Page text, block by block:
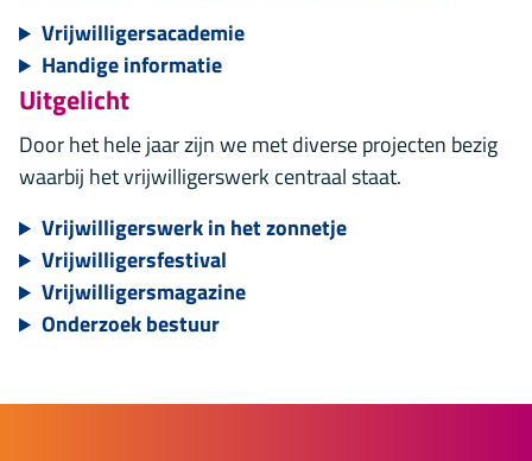
Vrijwilligersacademie
Handige informatie
Uitgelicht
Door het hele jaar zijn we met diverse projecten bezig
waarbij het vrijwilligerswerk centraal staat.
Vrijwilligerswerk in het zonnetje
Vrijwilligersfestival
Vrijwilligersmagazine
Onderzoek bestuur